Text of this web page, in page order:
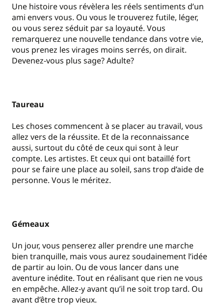
Une histoire vous révèlera les réels sentiments d’un
ami envers vous. Ou vous le trouverez futile, léger,
ou vous serez séduit par sa loyauté. Vous
remarquerez une nouvelle tendance dans votre vie,
vous prenez les virages moins serrés, on dirait.
Devenez-vous plus sage? Adulte?
Taureau
Les choses commencent à se placer au travail, vous
allez vers de la réussite. Et de la reconnaissance
aussi, surtout du côté de ceux qui sont à leur
compte. Les artistes. Et ceux qui ont bataillé fort
pour se faire une place au soleil, sans trop d’aide de
personne. Vous le méritez.
Gémeaux
Un jour, vous penserez aller prendre une marche
bien tranquille, mais vous aurez soudainement l’idée
de partir au loin. Ou de vous lancer dans une
aventure inédite. Tout en réalisant que rien ne vous
en empêche. Allez-y avant qu’il ne soit trop tard. Ou
avant d’être trop vieux.